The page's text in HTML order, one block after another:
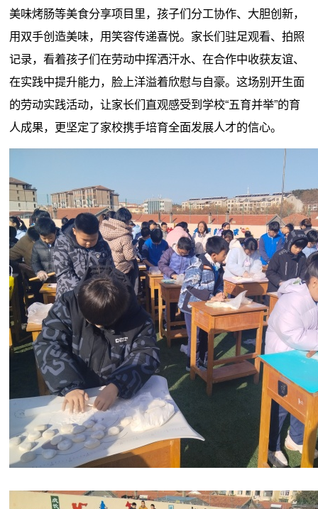
美味烤肠等美食分享项目里，孩子们分工协作、大胆创新，
用双手创造美味，用笑容传递喜悦。家长们驻足观看、拍照
记录，看着孩子们在劳动中挥洒汗水、在合作中收获友谊、
在实践中提升能力，脸上洋溢着欣慰与自豪。这场别开生面
的劳动实践活动，让家长们直观感受到学校“五育并举”的育
人成果，更坚定了家校携手培育全面发展人才的信心。